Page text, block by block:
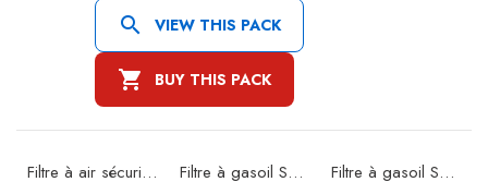
 VIEW THIS PACK
 BUY THIS PACK
Filtre à air sécurité SA16121 Filtre à gasoil SN5038 Filtre à gasoil SN5052